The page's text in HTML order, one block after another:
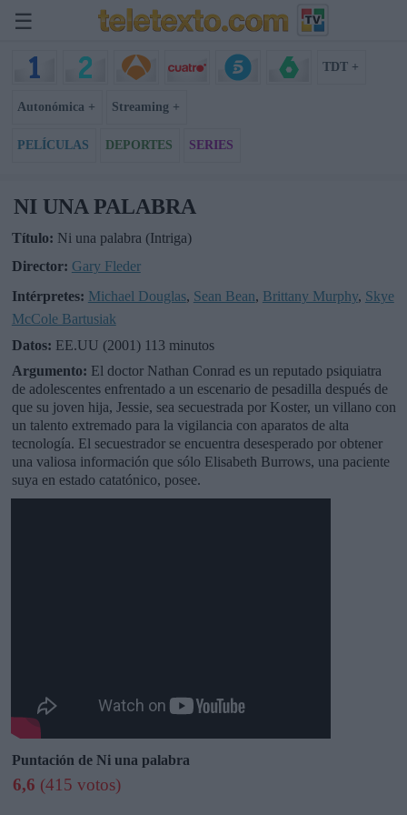
☰
TDT +
Autonómica + Streaming +
PELÍCULAS DEPORTES SERIES
NI UNA PALABRA
Título: Ni una palabra (Intriga)
Director: Gary Fleder
Intérpretes: Michael Douglas, Sean Bean, Brittany Murphy, Skye
McCole Bartusiak
Datos: EE.UU (2001) 113 minutos
Argumento: El doctor Nathan Conrad es un reputado psiquiatra
de adolescentes enfrentado a un escenario de pesadilla después de
que su joven hija, Jessie, sea secuestrada por Koster, un villano con
un talento extremado para la vigilancia con aparatos de alta
tecnología. El secuestrador se encuentra desesperado por obtener
una valiosa información que sólo Elisabeth Burrows, una paciente
suya en estado catatónico, posee.
Puntación de Ni una palabra
6,6 (415 votos)